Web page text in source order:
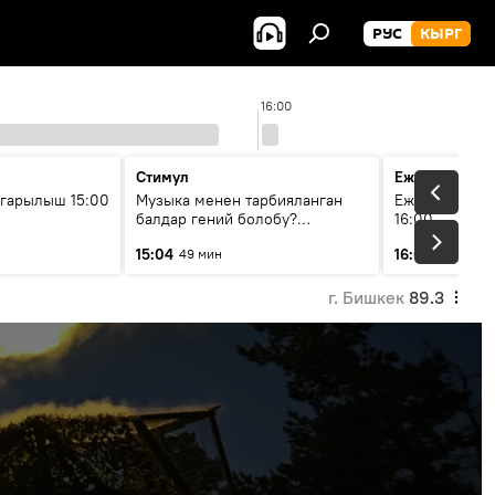
РУС КЫРГ
16:00
15:00
Стимул
Музыка менен тарбияланган
балдар гений болобу?
музыканын орду
15:04 49 мин
Ежедневные
Ежедневные
16:00
16:01
3 мин
г. Бишкек 89.3